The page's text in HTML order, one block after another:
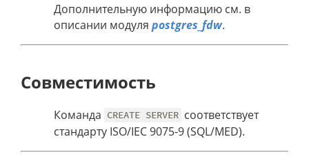
Дополнительную информацию см. в
описании модуля postgres_fdw.
Совместимость
Команда CREATE SERVER соответствует
стандарту ISO/IEC 9075-9 (SQL/MED).